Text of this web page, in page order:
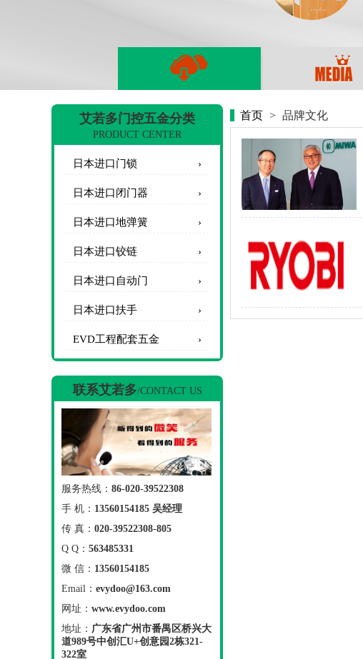
艾若多门控五金分类
PRODUCT CENTER
日本进口门锁
日本进口闭门器
日本进口地弹簧
日本进口铰链
日本进口自动门
日本进口扶手
EVD工程配套五金
联系艾若多/CONTACT US
服务热线： 86-020-39522308
手 机： 13560154185 吴经理
传 真： 020-39522308-805
Q Q： 563485331
微 信： 13560154185
Email： evydoo@163.com
网址： www.evydoo.com
地址： 广东省广州市番禺区桥兴大
道989号中创汇U+创意园2栋321-
322室
首页 > 品牌文化